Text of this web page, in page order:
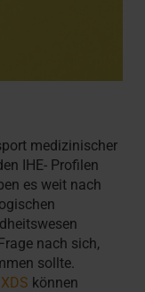
medizinischer
IHE- Profilen
es weit nach
nach sich,
sollte.
können